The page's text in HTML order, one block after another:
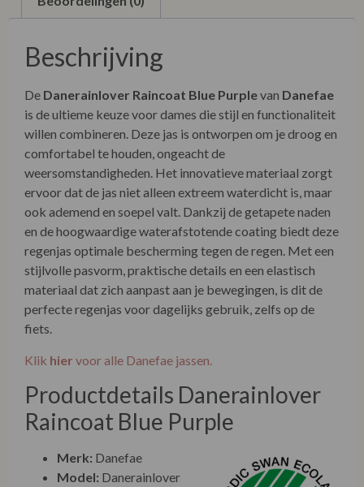
Beschrijving
De Danerainlover Raincoat Blue Purplevan Danefae
is de ultieme keuze voor dames die stijl en functionaliteit
willen combineren. Deze jas is ontworpen om je droog en
comfortabel te houden, ongeacht de
weersomstandigheden. Het innovatieve materiaal zorgt
ervoor dat de jas niet alleen extreem waterdicht is, maar
ook ademend en soepel valt. Dankzij de getapete naden
en de hoogwaardige waterafstotende coating biedt deze
regenjas optimale bescherming tegen de regen. Met een
stijlvolle pasvorm, praktische details en een elastisch
materiaal dat zich aanpast aan je bewegingen, is dit de
perfecte regenjas voor dagelijks gebruik, zelfs op de
fiets.
Klik hier voor alle Danefae jassen.
Productdetails Danerainlover
Raincoat Blue Purple
Merk: Danefae
Model: Danerainlover